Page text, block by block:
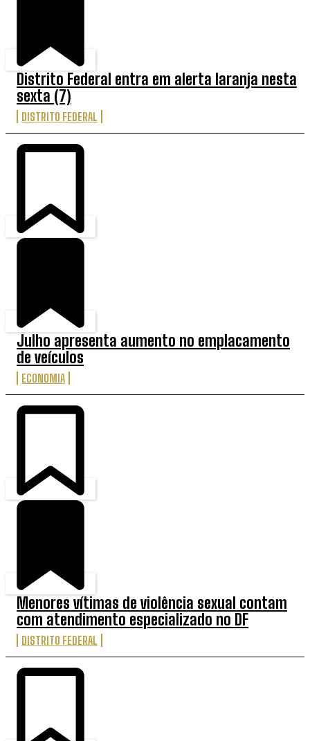
Distrito Federal entra em alerta laranja nesta
sexta (7)
DISTRITO FEDERAL
Julho apresenta aumento no emplacamento
de veículos
ECONOMIA
Menores vítimas de violência sexual contam
com atendimento especializado no DF
DISTRITO FEDERAL